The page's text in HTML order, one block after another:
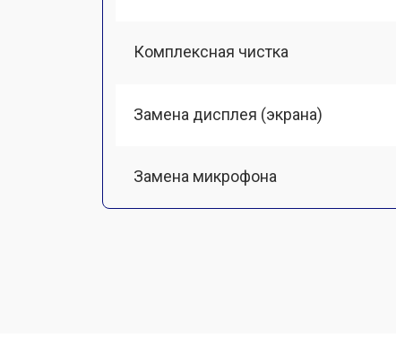
Комплексная чистка
Замена дисплея (экрана)
Замена микрофона